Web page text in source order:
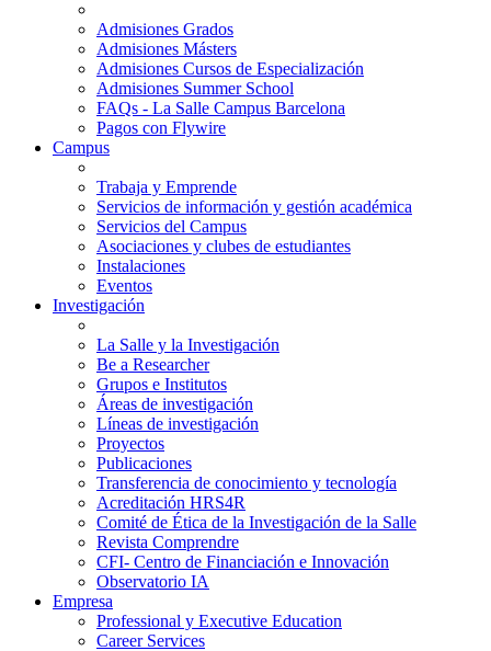
Admisiones Grados
Admisiones Másters
Admisiones Cursos de Especialización
Admisiones Summer School
FAQs - La Salle Campus Barcelona
Pagos con Flywire
Campus
Trabaja y Emprende
Servicios de información y gestión académica
Servicios del Campus
Asociaciones y clubes de estudiantes
Instalaciones
Eventos
Investigación
La Salle y la Investigación
Be a Researcher
Grupos e Institutos
Áreas de investigación
Líneas de investigación
Proyectos
Publicaciones
Transferencia de conocimiento y tecnología
Acreditación HRS4R
Comité de Ética de la Investigación de la Salle
Revista Comprendre
CFI- Centro de Financiación e Innovación
Observatorio IA
Empresa
Professional y Executive Education
Career Services